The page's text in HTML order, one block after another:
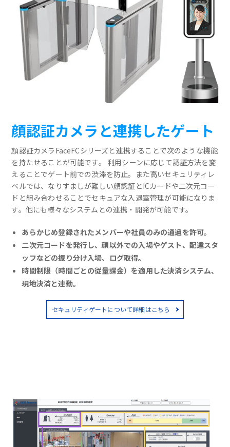
顔認証カメラと連携したゲート
顔認証カメラFaceFCシリーズと連携することで次のような機能
を持たせることが可能です。 利用シーンに応じて認証方法を変
えることでゲート前での渋滞を防止。また高いセキュリティレ
ベルでは、なりすましが難しい顔認証とICカードや二次元コー
ドと組み合わせることでセキュアな入退室管理が可能になりま
す。他にも様々なシステムとの連携・開発が可能です。
あらかじめ登録されたメンバーや社員のみの通過を許可。
二次元コードを発行し、顔以外での入場やゲスト、配達スタ
ッフなどの振り分け入場、ログ取得。
時間制限（時間ごとの従量課金）を適用した決済システム、
現地決済と連動。
セキュリティゲートについて詳細はこちら